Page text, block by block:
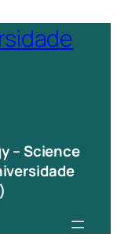
– Science